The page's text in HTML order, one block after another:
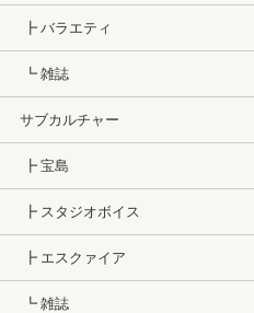
┣ バラエティ
┗ 雑誌
サブカルチャー
┣ 宝島
┣ スタジオボイス
┣ エスクァイア
┗ 雑誌